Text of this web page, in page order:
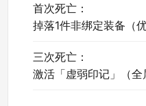
首次死亡：
掉落1件非绑定装备（
三次死亡：
激活「虚弱印记」（全